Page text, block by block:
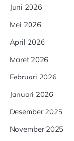
Juni 2026
Mei 2026
April 2026
Maret 2026
Februari 2026
Januari 2026
Desember 2025
November 2025